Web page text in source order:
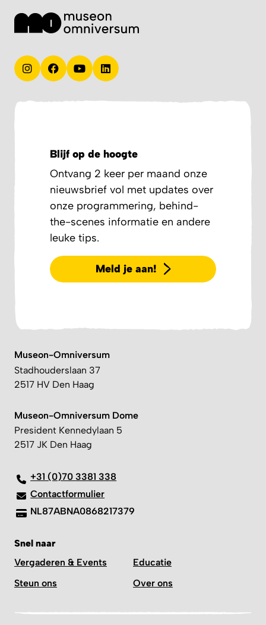
Blijf op de hoogte
Ontvang 2 keer per maand onze
nieuwsbrief vol met updates over
onze programmering, behind-
the-scenes informatie en andere
leuke tips.
Meld je aan!
Museon-Omniversum
Stadhouderslaan 37
2517 HV Den Haag
Museon-Omniversum Dome
President Kennedylaan 5
2517 JK Den Haag
+31 (0)70 3381 338
Contactformulier
NL87ABNA0868217379
Snel naar
Vergaderen & Events
Educatie
Steun ons
Over ons